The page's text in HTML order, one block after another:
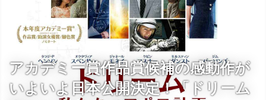
アカデミー賞作品賞候補の感動作が
いよいよ日本公開決定！「ドリーム